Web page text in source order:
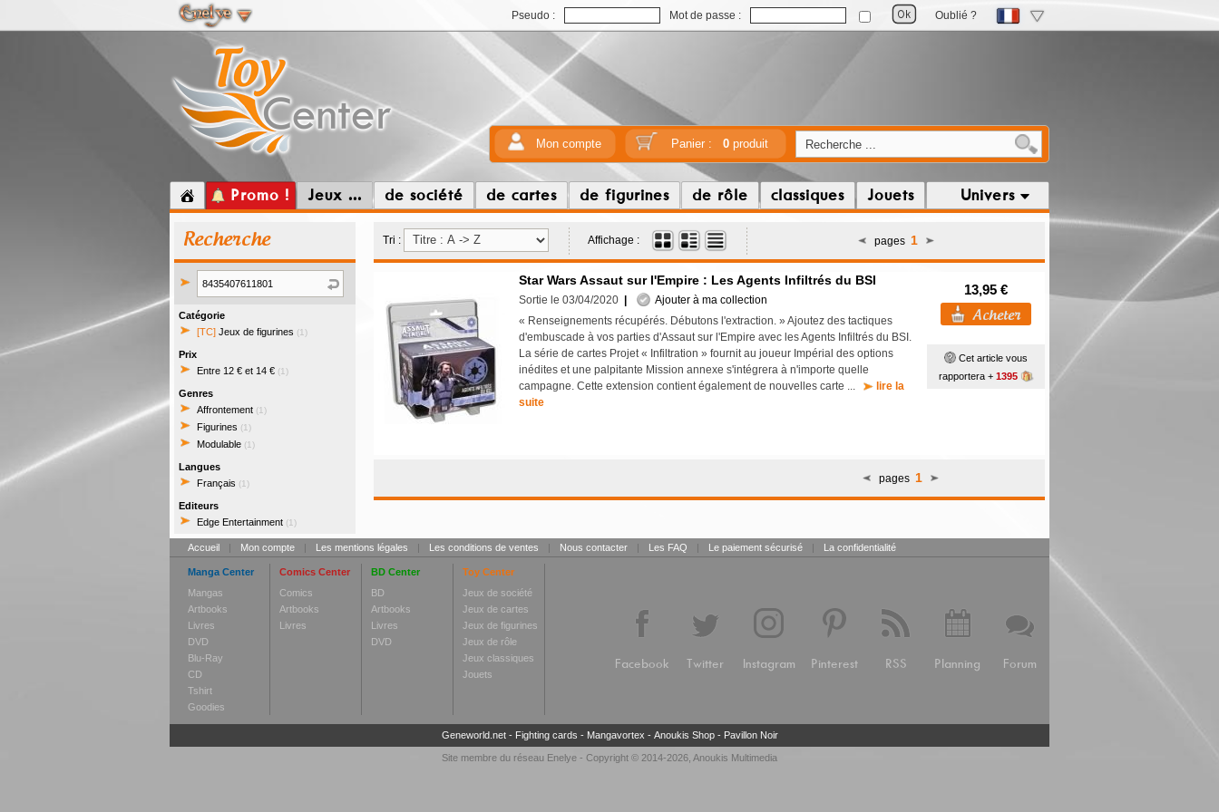
Pseudo : Mot de passe : Oublié ?
Mon compte Panier : 0produit
Promo ! Jeux ... de société de cartes de figurines de rôle classiques Jouets Univers
Recherche
Catégorie
[TC] Jeux de figurines (1)
Prix
Entre 12 € et 14 € (1)
Genres
Affrontement (1)
Figurines (1)
Modulable (1)
Langues
Français (1)
Editeurs
Edge Entertainment (1)
Tri : Affichage : pages 1
Star Wars Assaut sur l'Empire : Les Agents Infiltrés du BSI
Sortie le 03/04/2020
Ajouter à ma collection
« Renseignements récupérés. Débutons l'extraction. » Ajoutez des tactiques
d'embuscade à vos parties d'Assaut sur l'Empire avec les Agents Infiltrés du BSI.
La série de cartes Projet « Infiltration » fournit au joueur Impérial des options
inédites et une palpitante Mission annexe s'intégrera à n'importe quelle
campagne. Cette extension contient également de nouvelles carte ...
lire la
suite
13,95 €
Cet article vous
rapportera + 1395
pages 1
Accueil | Mon compte | Les mentions légales | Les conditions de ventes | Nous contacter | Les FAQ | Le paiement sécurisé | La confidentialité
Manga Center
Mangas
Artbooks
Livres
DVD
Blu-Ray
CD
Tshirt
Goodies
Comics Center
Comics
Artbooks
Livres
BD Center
BD
Artbooks
Livres
DVD
Toy Center
Jeux de société
Jeux de cartes
Jeux de figurines
Jeux de rôle
Jeux classiques
Jouets
Facebook Twitter Instagram Pinterest RSS Planning Forum
Geneworld.net- Fighting cards - Mangavortex - Anoukis Shop- Pavillon Noir
Site membre du réseau Enelye - Copyright © 2014-2026, Anoukis Multimedia